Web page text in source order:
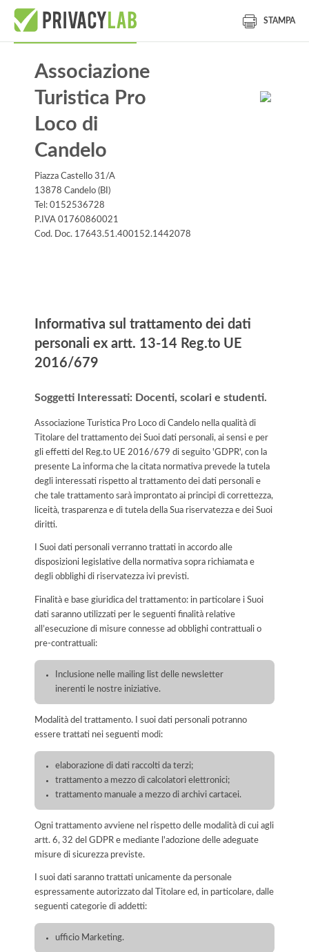
STAMPA
Associazione
Turistica Pro
Loco di
Candelo
Piazza Castello 31/A
13878 Candelo (BI)
Tel: 0152536728
P.IVA 01760860021
Cod. Doc. 17643.51.400152.1442078
Informativa sul trattamento dei dati
personali ex artt. 13-14 Reg.to UE
2016/679
Soggetti Interessati: Docenti, scolari e studenti.
Associazione Turistica Pro Loco di Candelo nella qualità di
Titolare del trattamento dei Suoi dati personali, ai sensi e per
gli effetti del Reg.to UE 2016/679 di seguito 'GDPR', con la
presente La informa che la citata normativa prevede la tutela
degli interessati rispetto al trattamento dei dati personali e
che tale trattamento sarà improntato ai principi di correttezza,
liceità, trasparenza e di tutela della Sua riservatezza e dei Suoi
diritti.
I Suoi dati personali verranno trattati in accordo alle
disposizioni legislative della normativa sopra richiamata e
degli obblighi di riservatezza ivi previsti.
Finalità e base giuridica del trattamento: in particolare i Suoi
dati saranno utilizzati per le seguenti finalità relative
all’esecuzione di misure connesse ad obblighi contrattuali o
pre-contrattuali:
Inclusione nelle mailing list delle newsletter
inerenti le nostre iniziative.
Modalità del trattamento. I suoi dati personali potranno
essere trattati nei seguenti modi:
elaborazione di dati raccolti da terzi;
trattamento a mezzo di calcolatori elettronici;
trattamento manuale a mezzo di archivi cartacei.
Ogni trattamento avviene nel rispetto delle modalità di cui agli
artt. 6, 32 del GDPR e mediante l'adozione delle adeguate
misure di sicurezza previste.
I suoi dati saranno trattati unicamente da personale
espressamente autorizzato dal Titolare ed, in particolare, dalle
seguenti categorie di addetti:
ufficio Marketing.